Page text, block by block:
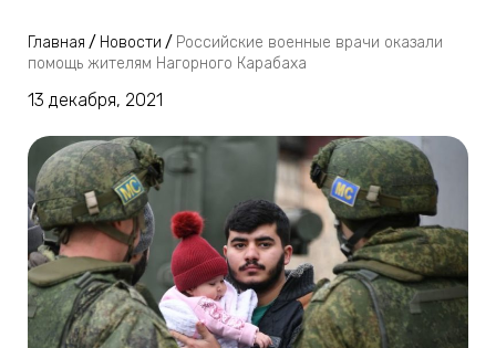
Главная / Новости / Российские военные врачи оказали
помощь жителям Нагорного Карабаха
13 декабря, 2021